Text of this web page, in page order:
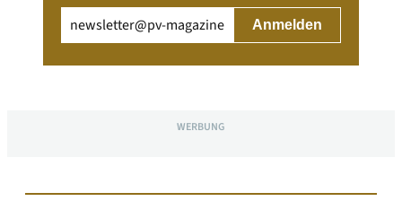
(erforderlich)
WERBUNG